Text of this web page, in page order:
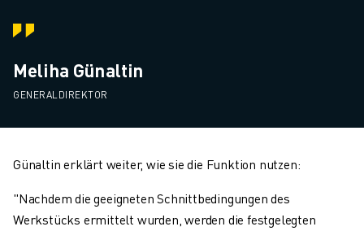
Meliha Günaltin
GENERALDIREKTOR
Günaltin erklärt weiter, wie sie die Funktion nutzen:
"Nachdem die geeigneten Schnittbedingungen des
Werkstücks ermittelt wurden, werden die festgelegten